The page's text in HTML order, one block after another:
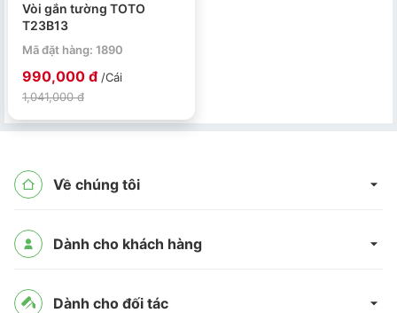
Vòi gắn tường TOTO
T23B13
Mã đặt hàng: 1890
990,000 đ /Cái
1,041,000 đ
Về chúng tôi
Dành cho khách hàng
Dành cho đối tác